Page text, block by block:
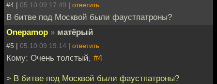
#4 | 05.10.09 17:49 | ответить
В битве под Москвой были фаустпатроны?
Onepamop » матёрый
#5 | 05.10.09 19:14 | ответить
Кому: Очень толстый, #4
> В битве под Москвой были фаустпатроны?